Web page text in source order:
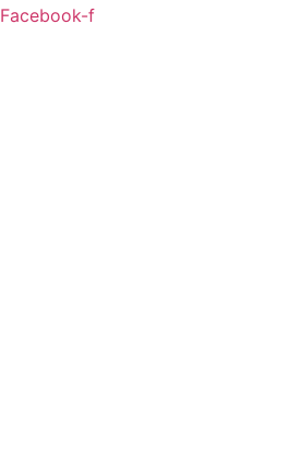
Facebook-f